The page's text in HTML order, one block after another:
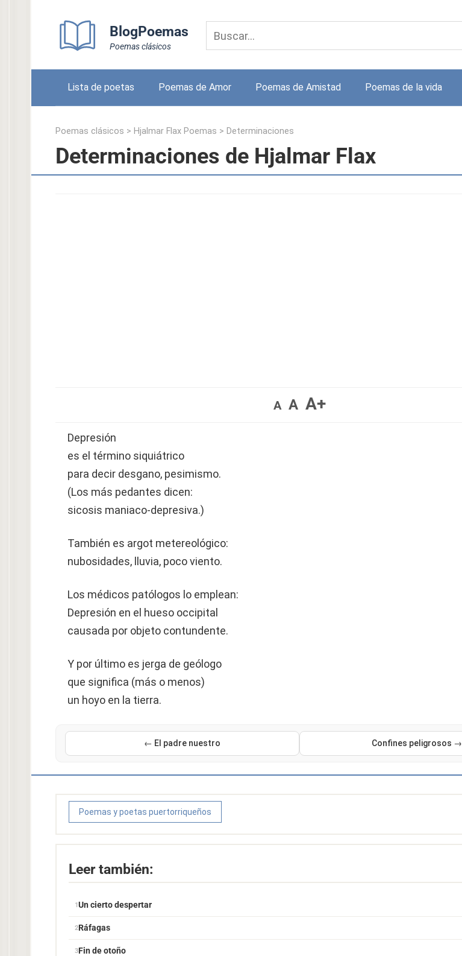
BlogPoemas
Poemas clásicos
Lista de poetas Poemas de Amor Poemas de Amistad Poemas de la vida
Poemas clásicos > Hjalmar Flax Poemas > Determinaciones
Determinaciones de Hjalmar Flax
A A A+
Depresión
es el término siquiátrico
para decir desgano, pesimismo.
(Los más pedantes dicen:
sicosis maniaco-depresiva.)
También es argot metereológico:
nubosidades, lluvia, poco viento.
Los médicos patólogos lo emplean:
Depresión en el hueso occipital
causada por objeto contundente.
Y por último es jerga de geólogo
que significa (más o menos)
un hoyo en la tierra.
← El padre nuestro Confines peligrosos →
Poemas y poetas puertorriqueños
Leer también:
Un cierto despertar
Ráfagas
Fin de otoño